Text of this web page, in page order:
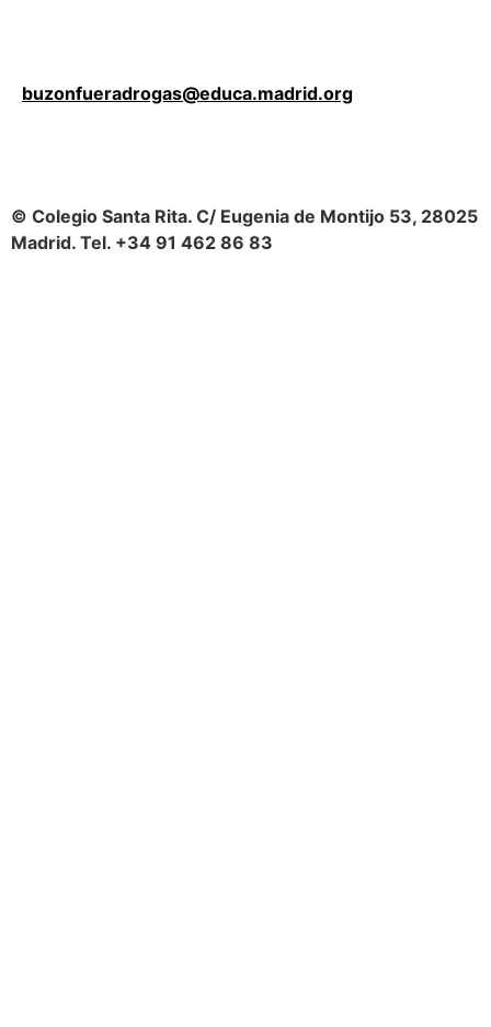
buzonfueradrogas@educa.madrid.org
© Colegio Santa Rita. C/ Eugenia de Montijo 53, 28025
Madrid. Tel. +34 91 462 86 83